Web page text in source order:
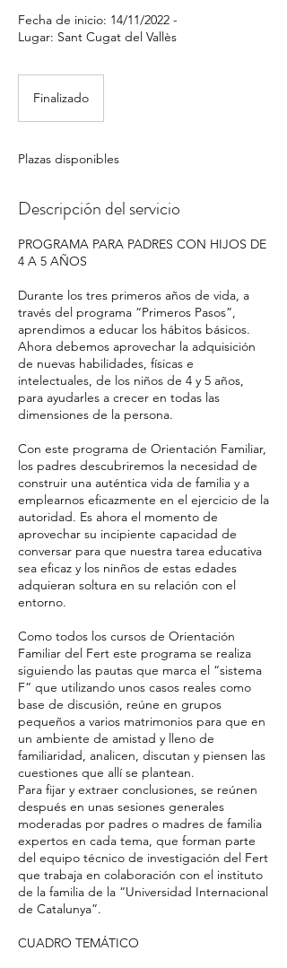
Fecha de inicio: 14/11/2022 -
Lugar: Sant Cugat del Vallès
Finalizado
l
z
a
o
Plazas disponibles
Descripción del servicio
PROGRAMA PARA PADRES CON HIJOS DE
4 A 5 AÑOS
Durante los tres primeros años de vida, a
través del programa “Primeros Pasos”,
aprendimos a educar los hábitos básicos.
Ahora debemos aprovechar la adquisición
de nuevas habilidades, físicas e
intelectuales, de los niños de 4 y 5 años,
para ayudarles a crecer en todas las
dimensiones de la persona.
Con este programa de Orientación Familiar,
los padres descubriremos la necesidad de
construir una auténtica vida de familia y a
emplearnos eficazmente en el ejercicio de la
autoridad. Es ahora el momento de
aprovechar su incipiente capacidad de
conversar para que nuestra tarea educativa
sea eficaz y los ninños de estas edades
adquieran soltura en su relación con el
entorno.
Como todos los cursos de Orientación
Familiar del Fert este programa se realiza
siguiendo las pautas que marca el “sistema
F” que utilizando unos casos reales como
base de discusión, reúne en grupos
pequeños a varios matrimonios para que en
un ambiente de amistad y lleno de
familiaridad, analicen, discutan y piensen las
cuestiones que allí se plantean.
Para fijar y extraer conclusiones, se reúnen
después en unas sesiones generales
moderadas por padres o madres de familia
expertos en cada tema, que forman parte
del equipo técnico de investigación del Fert
que trabaja en colaboración con el instituto
de la familia de la “Universidad Internacional
de Catalunya”.
CUADRO TEMÁTICO